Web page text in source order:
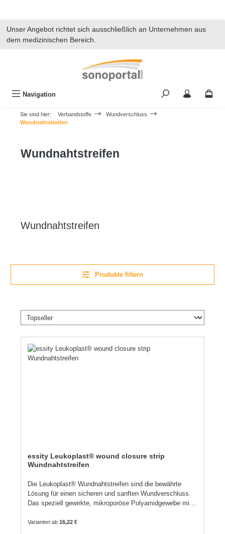
Unser Angebot richtet sich ausschließlich an Unternehmen aus
dem medizinischen Bereich.
Navigation
Sie sind hier: Verbandstoffe
Wundverschluss
Wundnahtstreifen
Wundnahtstreifen
Wundnahtstreifen
Produkte filtern
essity Leukoplast® wound closure strip
Wundnahtstreifen
Die Leukoplast® Wundnahtstreifen sind die bewährte
Lösung für einen sicheren und sanften Wundverschluss.
Das speziell gewirkte, mikroporöse Polyamidgewebe mit
zugleich flexible Adaption der Wundränder. Die intelligente
Varianten ab16,22 €